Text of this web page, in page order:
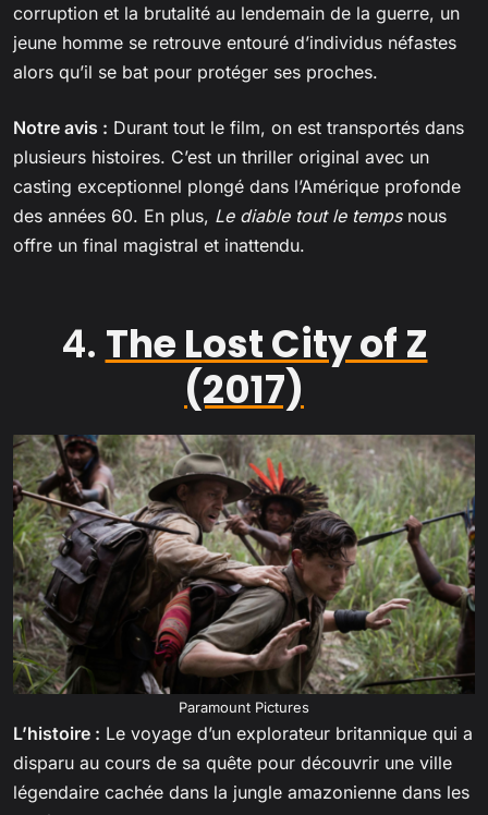
corruption et la brutalité au lendemain de la guerre, un
jeune homme se retrouve entouré d’individus néfastes
alors qu’il se bat pour protéger ses proches.
Notre avis : Durant tout le film, on est transportés dans
plusieurs histoires. C’est un thriller original avec un
casting exceptionnel plongé dans l’Amérique profonde
des années 60. En plus, Le diable tout le tempsnous
offre un final magistral et inattendu.
4. The Lost City of Z
(2017)
Paramount Pictures
L’histoire : Le voyage d’un explorateur britannique qui a
disparu au cours de sa quête pour découvrir une ville
légendaire cachée dans la jungle amazonienne dans les